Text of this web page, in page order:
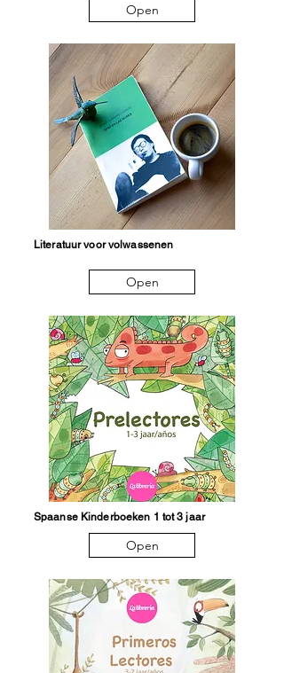
Open
Literatuur voor volwassenen
Open
Spaanse Kinderboeken 1 tot 3 jaar
Open